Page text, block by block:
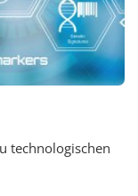
technologischen